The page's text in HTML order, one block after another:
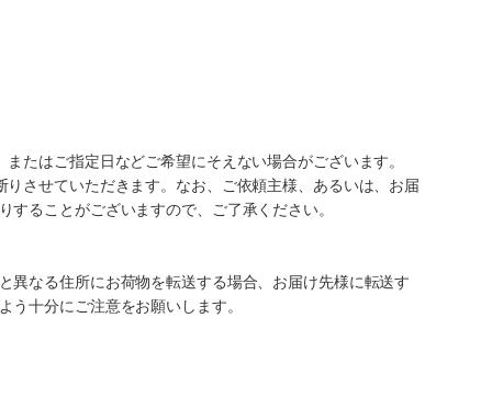
たはご指定日などご希望にそえない場合がございます。
させていただきます。なお、ご依頼主様、あるいは、お届
ることがございますので、ご了承ください。
異なる住所にお荷物を転送する場合、お届け先様に転送す
十分にご注意をお願いします。